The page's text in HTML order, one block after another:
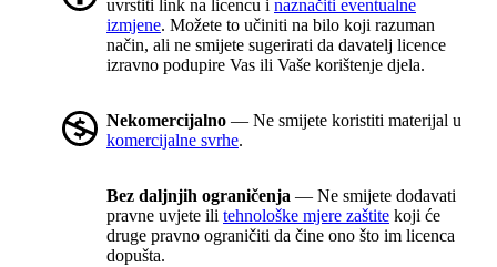
uvrstiti link na licencu i naznačiti eventualne
izmjene. Možete to učiniti na bilo koji razuman
način, ali ne smijete sugerirati da davatelj licence
izravno podupire Vas ili Vaše korištenje djela.
Nekomercijalno — Ne smijete koristiti materijal u
komercijalne svrhe.
Bez daljnjih ograničenja — Ne smijete dodavati
pravne uvjete ili tehnološke mjere zaštite koji će
druge pravno ograničiti da čine ono što im licenca
dopušta.